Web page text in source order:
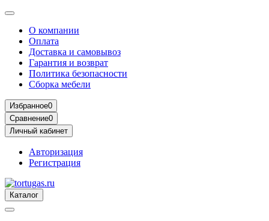
О компании
Оплата
Доставка и самовывоз
Гарантия и возврат
Политика безопасности
Сборка мебели
Избранное0
Сравнение0
Личный кабинет
Авторизация
Регистрация
Каталог